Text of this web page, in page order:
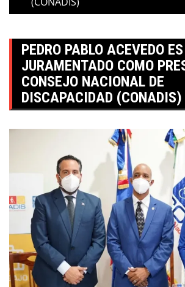
PEDRO PABLO ACEVEDO ES
JURAMENTADO COMO
CONSEJO NACIONAL DE
DISCAPACIDAD (CONADIS)